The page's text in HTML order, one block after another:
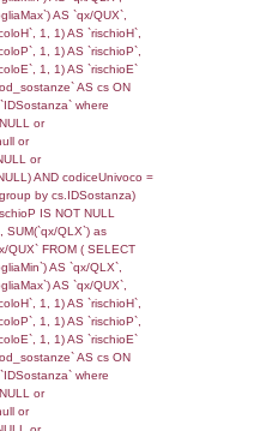
=
AND
f_territori_limitrofi
ON
=
=